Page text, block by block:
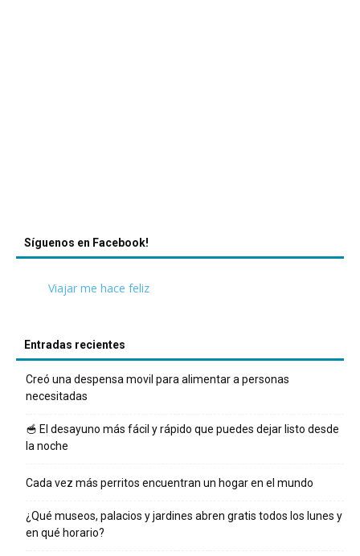
Síguenos en Facebook!
Viajar me hace feliz
Entradas recientes
Creó una despensa movil para alimentar a personas
necesitadas
🥣 El desayuno más fácil y rápido que puedes dejar listo desde
la noche
Cada vez más perritos encuentran un hogar en el mundo
¿Qué museos, palacios y jardines abren gratis todos los lunes y
en qué horario?